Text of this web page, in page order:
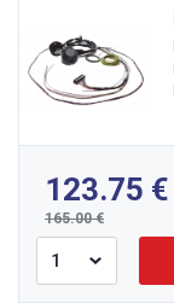
123.75
165.00